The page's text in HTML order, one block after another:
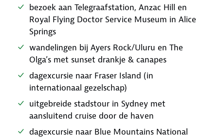
bezoek aan Telegraafstation, Anzac Hill en
Royal Flying Doctor Service Museum in Alice
Springs
wandelingen bij Ayers Rock/Uluru en The
Olga’s met sunset drankje & canapes
dagexcursie naar Fraser Island (in
internationaal gezelschap)
uitgebreide stadstour in Sydney met
aansluitend cruise door de haven
dagexcursie naar Blue Mountains National